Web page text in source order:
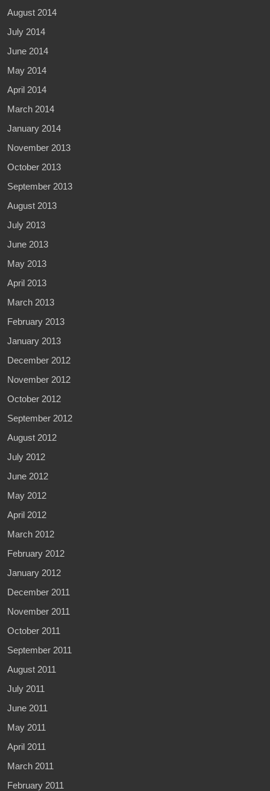
August 2014
July 2014
June 2014
May 2014
April 2014
March 2014
January 2014
November 2013
October 2013
September 2013
August 2013
July 2013
June 2013
May 2013
April 2013
March 2013
February 2013
January 2013
December 2012
November 2012
October 2012
September 2012
August 2012
July 2012
June 2012
May 2012
April 2012
March 2012
February 2012
January 2012
December 2011
November 2011
October 2011
September 2011
August 2011
July 2011
June 2011
May 2011
April 2011
March 2011
February 2011